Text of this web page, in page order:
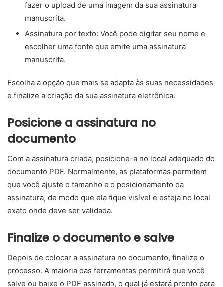
fazer o upload de uma imagem da sua assinatura
manuscrita.
Assinatura por texto: Você pode digitar seu nome e
escolher uma fonte que emite uma assinatura
manuscrita.
Escolha a opção que mais se adapta às suas necessidades
e finalize a criação da sua assinatura eletrônica.
Posicione a assinatura no
documento
Com a assinatura criada, posicione-a no local adequado do
documento PDF. Normalmente, as plataformas permitem
que você ajuste o tamanho e o posicionamento da
assinatura, de modo que ela fique visível e esteja no local
exato onde deve ser validada.
Finalize o documento e salve
Depois de colocar a assinatura no documento, finalize o
processo. A maioria das ferramentas permitirá que você
salve ou baixe o PDF assinado, o qual já estará pronto para